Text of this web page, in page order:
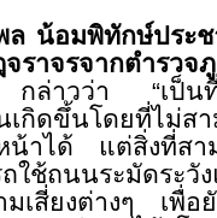
น้อมพิทักษ์ประช
ราจรจากตำรวจภู
ล่าวว่า “เป็นที่
เกิดขึ้นโดยที่ไม่ส
น้าได้ แต่สิ่งที่สา
ใช้ถนนระมัดระวั
เสี่ยงต่างๆ เพื่อ